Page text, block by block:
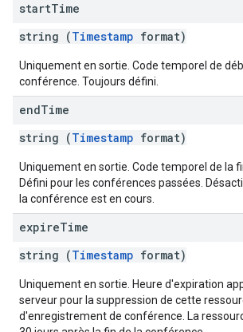
startTime
string (Timestamp format)
Uniquement en sortie. Code temporel de
conférence. Toujours défini.
endTime
string (Timestamp format)
Uniquement en sortie. Code temporel de la
Défini pour les conférences passées.
la conférence est en cours.
expireTime
string (Timestamp format)
Uniquement en sortie. Heure d'expiration
serveur pour la suppression de cette
d'enregistrement de conférence. La